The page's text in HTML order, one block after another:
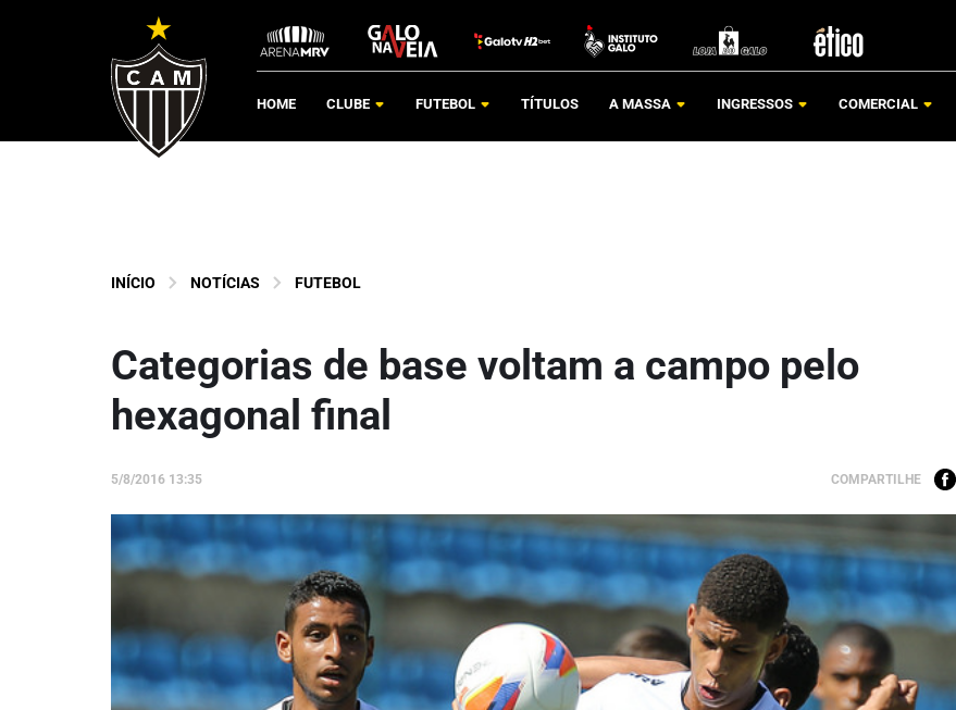
HOME CLUBE FUTEBOL TÍTULOS A MASSA INGRESSOS COMERCIAL
INÍCIO NOTÍCIAS FUTEBOL
Categorias de base voltam a campo pelo
hexagonal final
5/8/2016 13:35 COMPARTILHE